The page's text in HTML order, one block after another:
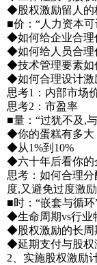
◆股权激励留人的
■价：“人力资本可
◆如何给企业合理
◆如何给人员合理
◆技术管理要素如
◆如何合理设计激
思考1：内部市场
思考2：市盈率
■量：“过犹不及,
◆你的蛋糕有多大
◆从1%到10%
◆六十年后看你的
思考：如何合理
度,又避免过度激
■时：“嵌套与循环
◆生命周期vs行业
◆股权激励的长周
◆延期支付与股权
2、实施股权激励